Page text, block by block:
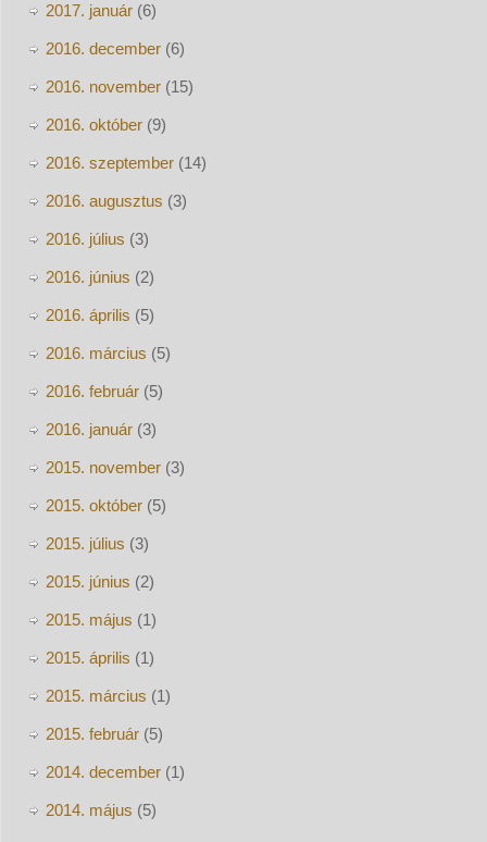
2017. január(6)
2016. december(6)
2016. november(15)
2016. október(9)
2016. szeptember(14)
2016. augusztus (3)
2016. július (3)
2016. június (2)
2016. április (5)
2016. március (5)
2016. február(5)
2016. január(3)
2015. november(3)
2015. október(5)
2015. július (3)
2015. június (2)
2015. május (1)
2015. április (1)
2015. március (1)
2015. február(5)
2014. december(1)
2014. május (5)